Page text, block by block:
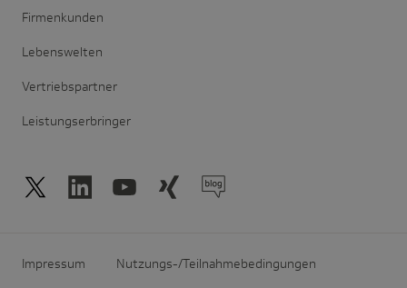
Firmenkunden
Lebenswelten
Vertriebspartner
Leistungserbringer
Impressum Nutzungs-/Teilnahmebedingungen